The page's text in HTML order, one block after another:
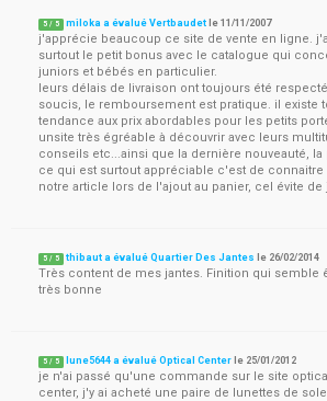
5 / 5 miloka a évalué Vertbaudet le11/11/2007
j'apprécie beaucoup ce site de vente en ligne.
surtout le petit bonus avec le catalogue qui
juniors et bébés en particulier.
leurs délais de livraison ont toujours été
soucis, le remboursement est pratique. il existe
tendance aux prix abordables pour les petits
unsite très égréable à découvrir avec leurs
conseils etc...ainsi que la dernière nouveauté, la
ce qui est surtout appréciable c'est de
notre article lors de l'ajout au panier, cel évite
5 / 5 thibaut a évalué Quartier Des Jantes le 26/02/2014
Très content de mes jantes. Finition qui semble
très bonne
5 / 5 lune5644 a évalué Optical Center le 25/01/2012
je n'ai passé qu'une commande sur le site
center, j'y ai acheté une paire de lunettes de